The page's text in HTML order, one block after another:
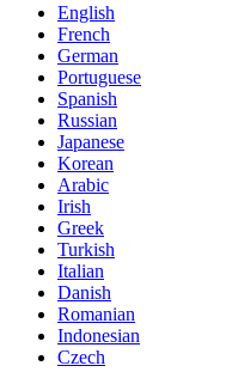
English
French
German
Portuguese
Spanish
Russian
Japanese
Korean
Arabic
Irish
Greek
Turkish
Italian
Danish
Romanian
Indonesian
Czech